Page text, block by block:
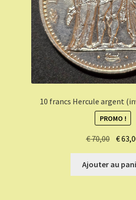
10 francs Hercule argent
PROMO !
€70,00 Le
prix
initial
était :
€
Ajouter au